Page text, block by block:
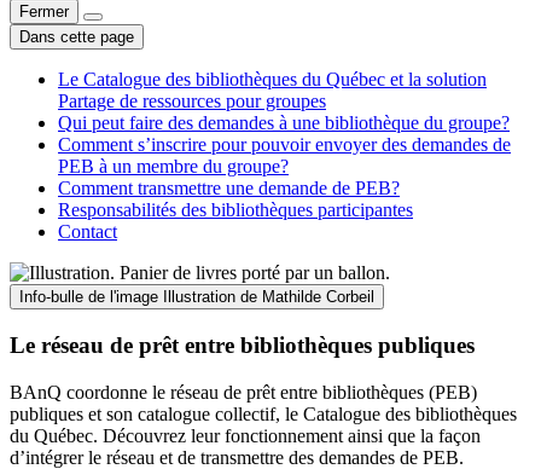
Fermer
Dans cette page
Le Catalogue des bibliothèques du Québec et la solution
Partage de ressources pour groupes
Qui peut faire des demandes à une bibliothèque du groupe?
Comment s’inscrire pour pouvoir envoyer des demandes de
PEB à un membre du groupe?
Comment transmettre une demande de PEB?
Responsabilités des bibliothèques participantes
Contact
Info-bulle de l'image Illustration de Mathilde Corbeil
Le réseau de prêt entre bibliothèques publiques
BAnQ coordonne le réseau de prêt entre bibliothèques (PEB)
publiques et son catalogue collectif, le Catalogue des bibliothèques
du Québec. Découvrez leur fonctionnement ainsi que la façon
d’intégrer le réseau et de transmettre des demandes de PEB.